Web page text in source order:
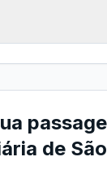
de